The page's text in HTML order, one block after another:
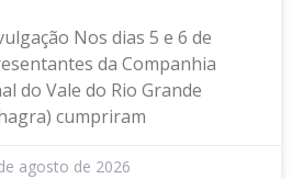
Nos dias 5 e 6 de
da Companhia
do Vale do Rio Grande
cumpriram
agosto de 2026